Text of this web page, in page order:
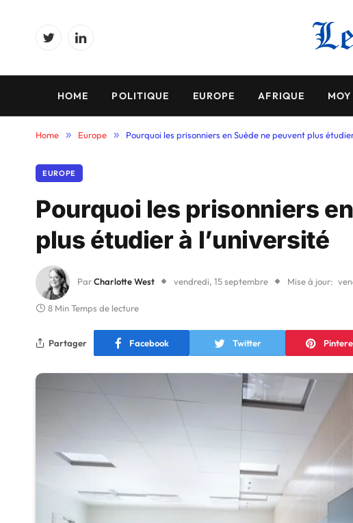
TwitterLinkedIn
HOME POLITIQUE EUROPE AFRIQUE
Home » Europe » Pourquoi les prisonniers en Suède ne peuvent plus
EUROPE
Pourquoi les prisonniers
plus étudier à l’université
ParCharlotte West vendredi, 15 septembre Mise à jour:
8 Min Temps de lecture
Partager Facebook Twitter